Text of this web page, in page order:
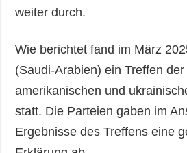
weiter durch.
Wie berichtet fand im März
(Saudi-Arabien) ein Treffen
amerikanischen und
statt. Die Parteien gaben im
Ergebnisse des Treffens eine